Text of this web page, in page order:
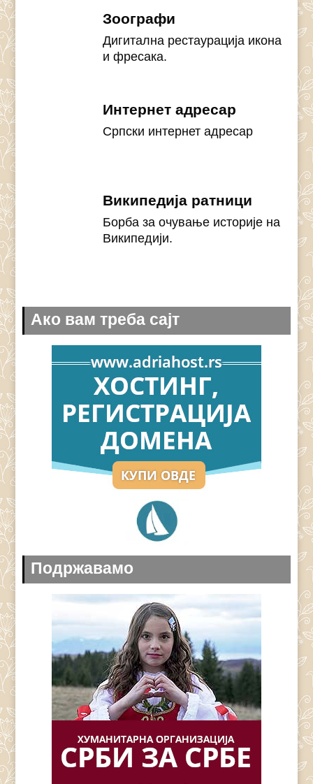
Зоографи
Дигитална рестаурација икона
и фресака.
Интернет адресар
Српски интернет адресар
Википедија ратници
Борба за очување историје на
Википедији.
Ако вам треба сајт
Подржавамо